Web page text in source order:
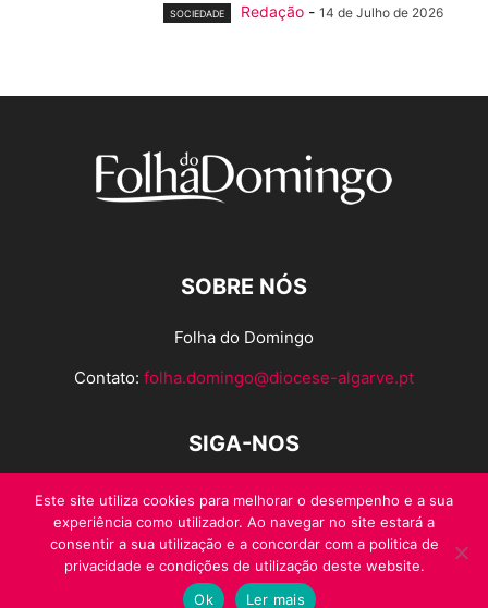
SOCIEDADE Redação - 14 de Julho de 2026
SOBRE NÓS
Folha do Domingo
Contato: folha.domingo@diocese-algarve.pt
SIGA-NOS
© Folha do Domingo 2026, todos os direitos reservados.
Este site utiliza cookies para melhorar o desempenho e a sua
experiência como utilizador. Ao navegar no site estará a
consentir a sua utilização e a concordar com a politica de
privacidade e condições de utilização deste website.
Ok
Ler mais